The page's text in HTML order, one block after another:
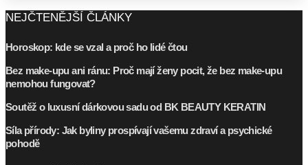
NEJČTENĚJŠÍ ČLÁNKY
Horoskop: kde se vzal a proč ho lidé čtou
Bez make-upu ani ránu: Proč mají ženy pocit, že bez make-upu
nemohou fungovat?
Soutěž o luxusní dárkovou sadu od BK BEAUTY KERATIN
Síla přírody: Jak byliny prospívají vašemu zdraví a psychické
pohodě